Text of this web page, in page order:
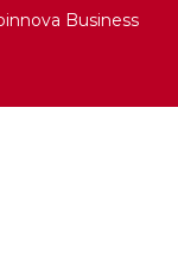
Business